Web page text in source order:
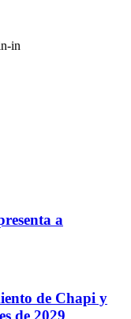
in
a
de Chapi y
de 2029